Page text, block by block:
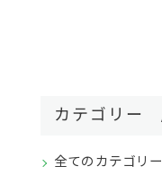
カテゴリー
全てのカテゴリー